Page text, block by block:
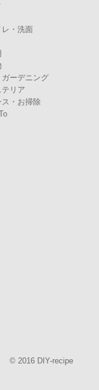
・洗面
ーデニング
リア
・お掃除
© 2016 DIY-recipe